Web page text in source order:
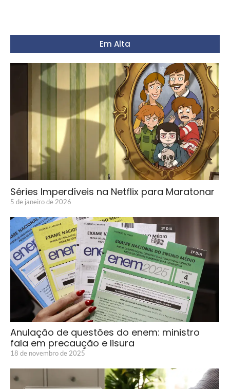
Em Alta
Séries Imperdíveis na Netflix para Maratonar
5 de janeiro de 2026
Anulação de questões do enem: ministro
fala em precaução e lisura
18 de novembro de 2025